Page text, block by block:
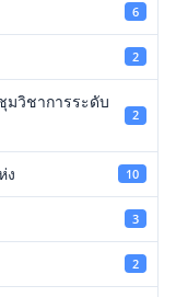
6
2
มวิชาการระดับ
2
ง 10
3
2